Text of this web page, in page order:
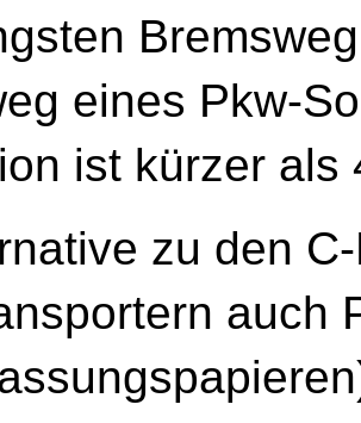
eines Pkw-
ist kürzer als
zu den
auch